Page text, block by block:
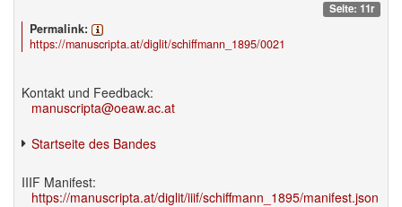
Seite: 11r
Permalink:
https://manuscripta.at/diglit/schiffmann_1895/0021
Kontakt und Feedback:
manuscripta@oeaw.ac.at
Startseite des Bandes
IIIF Manifest:
https://manuscripta.at/diglit/iiif/schiffmann_1895/manifest.json